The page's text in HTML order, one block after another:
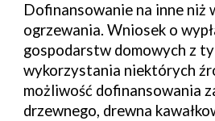
Dofinansowanie na inne niż
ogrzewania. Wniosek o
gospodarstw domowych z
wykorzystania niektórych
możliwość dofinansowania
drzewnego, drewna